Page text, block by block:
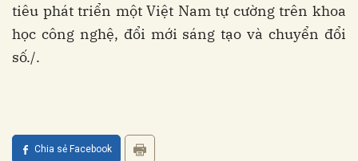
tiêu phát triển một Việt Nam tự cường trên khoa
học công nghệ, đổi mới sáng tạo và chuyển đổi
số./.
Chia sẻ Facebook